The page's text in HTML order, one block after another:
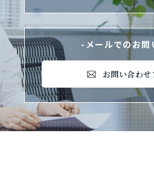
-メールでのお問
お問い合わせ